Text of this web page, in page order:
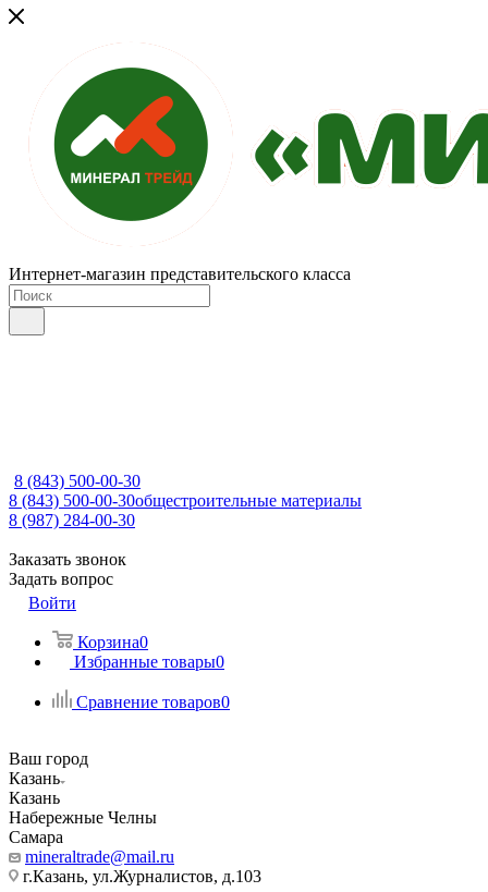
Интернет-магазин представительского класса
8 (843) 500-00-30
8 (843) 500-00-30общестроительные материалы
8 (987) 284-00-30
Заказать звонок
Задать вопрос
Войти
Корзина0
Избранные товары0
Сравнение товаров0
Ваш город
Казань
Казань
Набережные Челны
Самара
mineraltrade@mail.ru
г.Казань, ул.Журналистов, д.103